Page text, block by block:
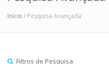
Início / Pesquisa Avançada
Filtros de Pesquisa